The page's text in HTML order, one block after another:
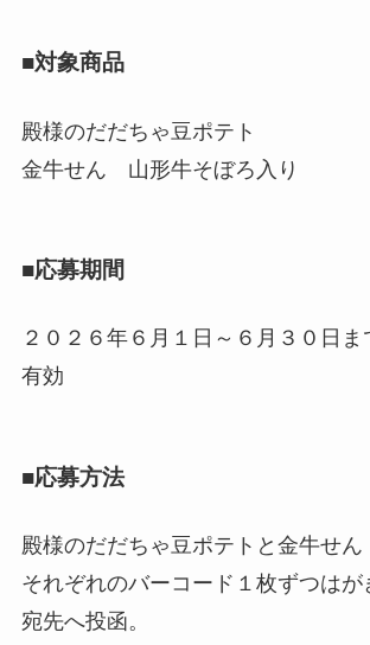
■対象商品
殿様のだだちゃ豆ポテト
金牛せん 山形牛そぼろ入り
■応募期間
２０２６年６月１日～６月３０日
有効
■応募方法
殿様のだだちゃ豆ポテトと金牛せん
それぞれのバーコード１枚ずつはが
宛先へ投函。